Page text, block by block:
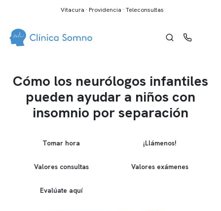
Vitacura · Providencia · Teleconsultas
Cómo los neurólogos infantiles
pueden ayudar a niños con
insomnio por separación
Tomar hora ¡Llámenos!
Valores consultas Valores exámenes
Evalúate aquí